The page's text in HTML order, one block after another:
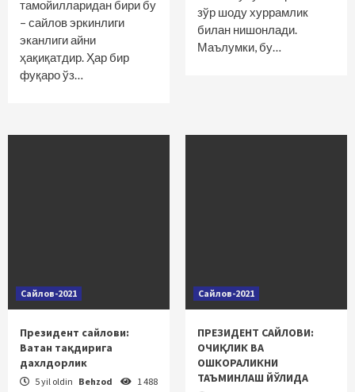
тамойилларидан бири бу
– сайлов эркинлиги
эканлиги айни
ҳақиқатдир. Ҳар бир
фуқаро ўз…
зўр шоду хуррамлик
билан нишонлади.
Маълумки, бу…
Сайлов-2021
Президент сайлови:
Ватан тақдирига
дахлдорлик
5 yil oldin Behzod 1 488
Сайлов-2021
ПРЕЗИДЕНТ САЙЛОВИ:
ОЧИҚЛИК ВА
ОШКОРАЛИКНИ
ТАЪМИНЛАШ ЙЎЛИДА